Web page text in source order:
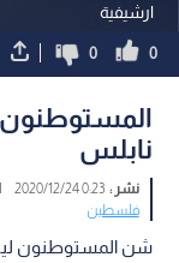
ارشيفية
0
0
المستوطنون
نابلس
نشر :0:23 2020/12/24
|
فلسطين
شن المستوطنون